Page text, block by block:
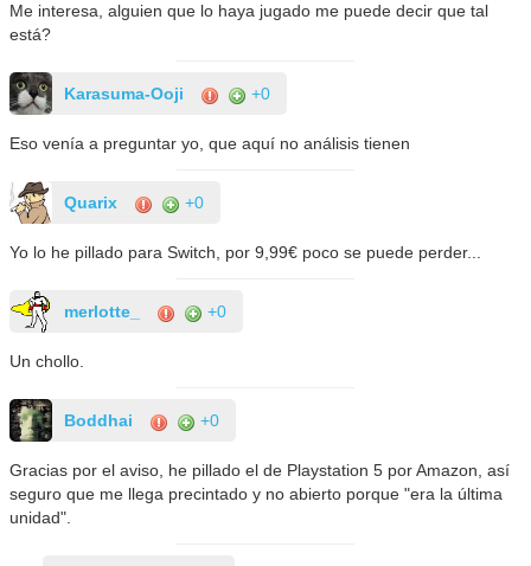
Me interesa, alguien que lo haya jugado me puede decir que tal
está?
Karasuma-Ooji +0
Eso venía a preguntar yo, que aquí no análisis tienen
Quarix +0
Yo lo he pillado para Switch, por 9,99€ poco se puede perder...
merlotte_ +0
Un chollo.
Boddhai +0
Gracias por el aviso, he pillado el de Playstation 5 por Amazon, así
seguro que me llega precintado y no abierto porque "era la última
unidad".